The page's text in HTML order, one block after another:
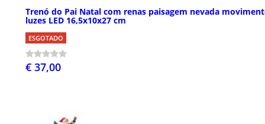
Trenó do Pai Natal com renas paisagem nevada
luzes LED 16,5x10x27 cm
ESGOTADO
€ 37,00